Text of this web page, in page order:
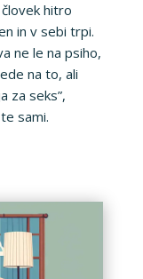
hitro
in v sebi trpi.
ne le na psiho,
na to, ali
za seks”,
sami.